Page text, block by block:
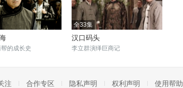
的成长史
全33集
汉口码头
李立群演绎巨商记
注 合作专区 隐私声明 权利声明 使用帮助